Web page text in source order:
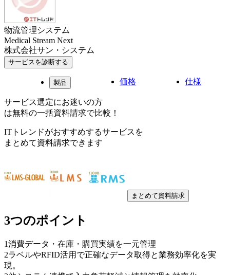
物流管理システム
Medical Stream Next
株式会社サン・システム
サービスを診断する
製品 価格 仕様
サービス選定にお迷いの方
は無料の一括資料請求で比較！
ITトレンドがおすすめするサービスを
まとめて資料請求できます
まとめて資料請求
3つのポイント
1消費データ・在庫・購買実績を一元管理
2ラベルやRFID活用で正確なデータ取得と業務効率化を実
現。